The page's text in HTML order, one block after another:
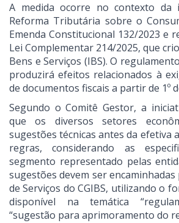
A medida ocorre no contexto da
Reforma Tributária sobre o
Emenda Constitucional 132/2023 e
Lei Complementar 214/2025, que
Bens e Serviços (IBS). O
produzirá efeitos relacionados à
de documentos fiscais a partir de 1º
Segundo o Comitê Gestor, a
que os diversos setores
sugestões técnicas antes da efetiva
regras, considerando as
segmento representado pelas
sugestões devem ser
de Serviços do CGIBS, utilizando o
disponível na temática
“sugestão para aprimoramento do